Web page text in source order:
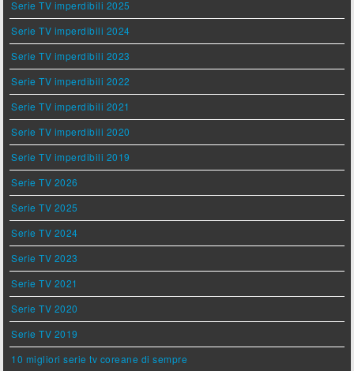
Serie TV imperdibili 2025
Serie TV imperdibili 2024
Serie TV imperdibili 2023
Serie TV imperdibili 2022
Serie TV imperdibili 2021
Serie TV imperdibili 2020
Serie TV imperdibili 2019
Serie TV 2026
Serie TV 2025
Serie TV 2024
Serie TV 2023
Serie TV 2021
Serie TV 2020
Serie TV 2019
10 migliori serie tv coreane di sempre